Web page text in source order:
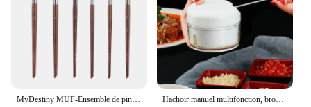
MyDestiny MUF-Ensemble de pinceaux de maquillage et kit, fond de teint, fard à barrage, poudre de surbrillance, pinceaux pour les yeux, artiste professionnel Hachoir manuel multifonction, broyeur à viande, gadgets de cuisine, 1 pièce